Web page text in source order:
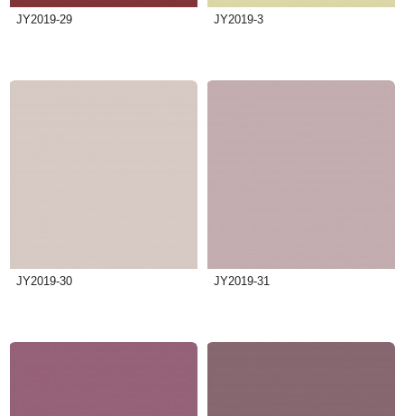
JY2019-29 JY2019-3
JY2019-30 JY2019-31